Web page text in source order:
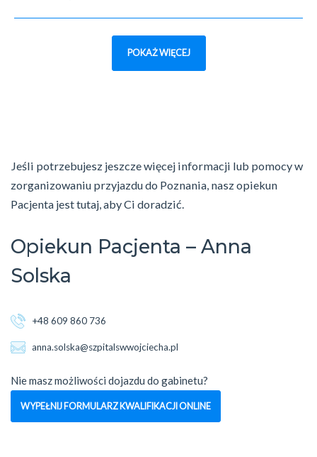
POKAŻ WIĘCEJ
Jeśli potrzebujesz jeszcze więcej informacji lub pomocy w
zorganizowaniu przyjazdu do Poznania, nasz opiekun
Pacjenta jest tutaj, aby Ci doradzić.
Opiekun Pacjenta – Anna
Solska
+48 609 860 736
anna.solska@szpitalswwojciecha.pl
Nie masz możliwości dojazdu do gabinetu?
WYPEŁNIJ FORMULARZ KWALIFIKACJI ONLINE